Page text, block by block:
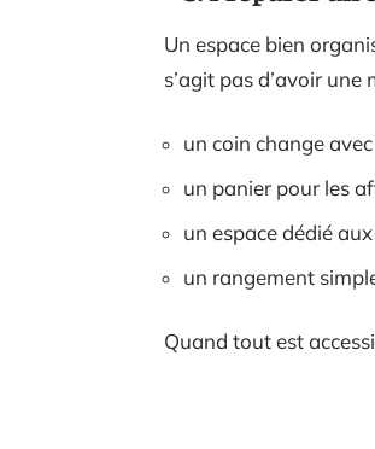
Un espace bien
s’agit pas d’avoir
un coin change
un panier pour les
un espace dédié
un rangement
Quand tout est